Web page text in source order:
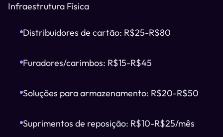
Infraestrutura Física
Distribuidores de cartão: R$25-R$80
Furadores/carimbos: R$15-R$45
Soluções para armazenamento: R$20-R$50
Suprimentos de reposição: R$10-R$25/mês